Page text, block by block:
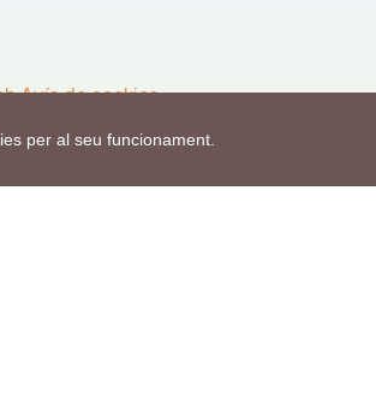
per al seu funcionament.
Avís de cookies
de cookies
cdnet